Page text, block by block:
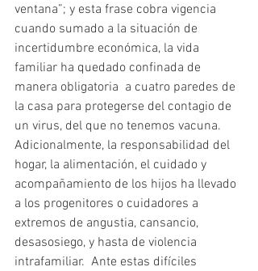
ventana”; y esta frase cobra vigencia
cuando sumado a la situación de
incertidumbre económica, la vida
familiar ha quedado confinada de
manera obligatoria  a cuatro paredes de
la casa para protegerse del contagio de
un virus, del que no tenemos vacuna.
Adicionalmente, la responsabilidad del
hogar, la alimentación, el cuidado y
acompañamiento de los hijos ha llevado
a los progenitores o cuidadores a
extremos de angustia, cansancio,
desasosiego, y hasta de violencia
intrafamiliar.  Ante estas difíciles